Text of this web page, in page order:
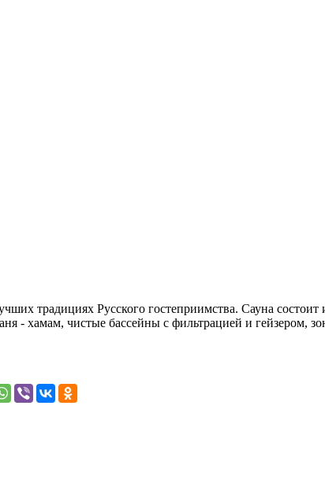
традициях Русского гостеприимства. Сауна
- хамам, чистые бассейны с фильтрацией и гейзером,